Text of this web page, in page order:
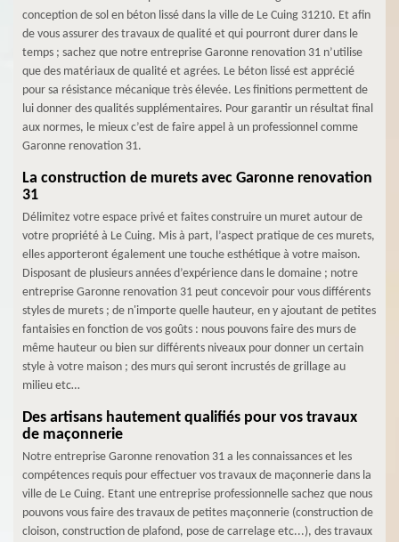
conception de sol en béton lissé dans la ville de Le Cuing 31210. Et afin
de vous assurer des travaux de qualité et qui pourront durer dans le
temps ; sachez que notre entreprise Garonne renovation 31 n’utilise
que des matériaux de qualité et agrées. Le béton lissé est apprécié
pour sa résistance mécanique très élevée. Les finitions permettent de
lui donner des qualités supplémentaires. Pour garantir un résultat final
aux normes, le mieux c’est de faire appel à un professionnel comme
Garonne renovation 31.
La construction de murets avec Garonne renovation
31
Délimitez votre espace privé et faites construire un muret autour de
votre propriété à Le Cuing. Mis à part, l’aspect pratique de ces murets,
elles apporteront également une touche esthétique à votre maison.
Disposant de plusieurs années d’expérience dans le domaine ; notre
entreprise Garonne renovation 31 peut concevoir pour vous différents
styles de murets ; de n'importe quelle hauteur, en y ajoutant de petites
fantaisies en fonction de vos goûts : nous pouvons faire des murs de
même hauteur ou bien sur différents niveaux pour donner un certain
style à votre maison ; des murs qui seront incrustés de grillage au
milieu etc…
Des artisans hautement qualifiés pour vos travaux
de maçonnerie
Notre entreprise Garonne renovation 31 a les connaissances et les
compétences requis pour effectuer vos travaux de maçonnerie dans la
ville de Le Cuing. Etant une entreprise professionnelle sachez que nous
pouvons vous faire des travaux de petites maçonnerie (construction de
cloison, construction de plafond, pose de carrelage etc...), des travaux